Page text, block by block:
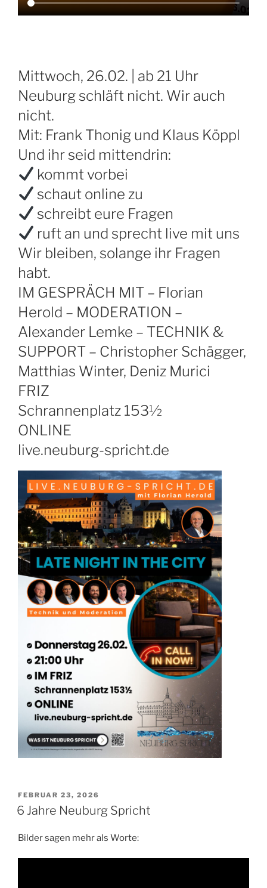
Mittwoch, 26.02. | ab 21 Uhr
Neuburg schläft nicht. Wir auch
nicht.
Mit: Frank Thonig und Klaus Köppl
Und ihr seid mittendrin:
kommt vorbei
schaut online zu
schreibt eure Fragen
ruft an und sprecht live mit uns
Wir bleiben, solange ihr Fragen
habt.
IM GESPRÄCH MIT – Florian
Herold – MODERATION –
Alexander Lemke – TECHNIK &
SUPPORT – Christopher Schägger,
Matthias Winter, Deniz Murici
FRIZ
Schrannenplatz 153½
ONLINE
live.neuburg-spricht.de
VERÖFFENTLICHT
AM
FEBRUAR 23, 2026
6 Jahre Neuburg Spricht
Bilder sagen mehr als Worte: